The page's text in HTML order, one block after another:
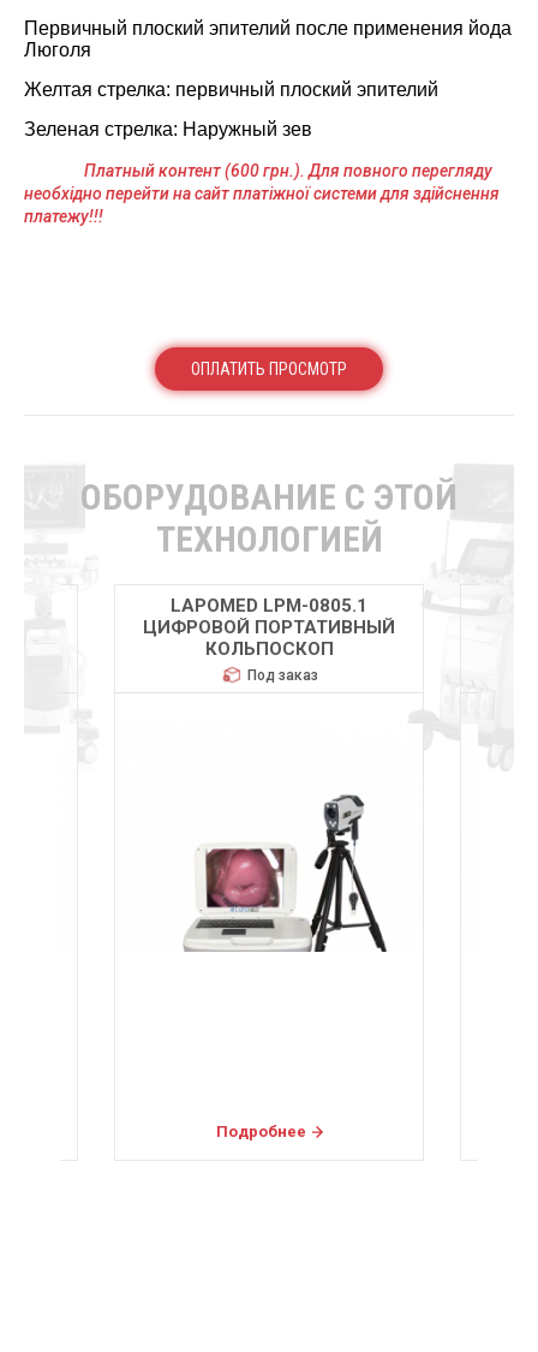
Первичный плоский эпителий после применения йода
Люголя
Желтая стрелка: первичный плоский эпителий
Зеленая стрелка: Наружный зев
Платный контент (600 грн.). Для повного перегляду
необхідно перейти на сайт платіжної системи для здійснення
платежу!!!
ОПЛАТИТЬ ПРОСМОТР
ОБОРУДОВАНИЕ С ЭТОЙ
ТЕХНОЛОГИЕЙ
LAPOMED LPM-0805.1
ЦИФРОВОЙ ПОРТАТИВНЫЙ
КОЛЬПОСКОП
Под заказ
Подробнее